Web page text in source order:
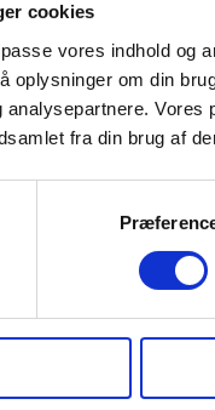
cookies
vores indhold og
oplysninger om din
analysepartnere.
fra din brug af
Få tips & tricks,
informationer,
Vi sender
Fornavn
E-mail adresse
Vælg dit lokale